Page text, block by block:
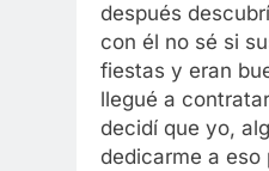
después
con él no sé si
fiestas y eran
llegué a
decidí que yo,
dedicarme a eso